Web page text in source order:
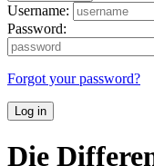
Username:
Password:
Forgot your password?
Log in
Die